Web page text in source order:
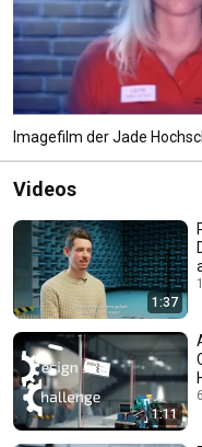
Imagefilm der Jade
Videos
1:37
1:11